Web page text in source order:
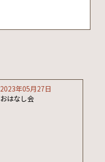
2023年05月27日
おはなし会